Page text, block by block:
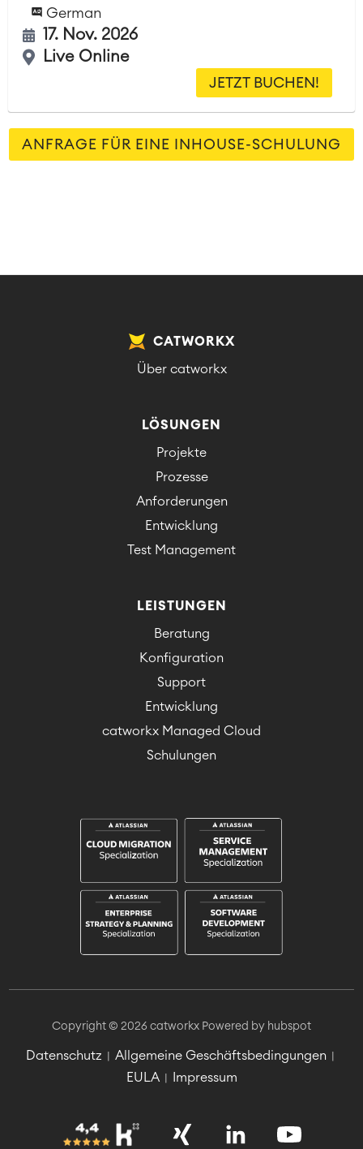
German
17. Nov. 2026
Live Online
JETZT BUCHEN!
ANFRAGE FÜR EINE INHOUSE-SCHULUNG
CATWORKX
Über catworkx
LÖSUNGEN
Projekte
Prozesse
Anforderungen
Entwicklung
Test Management
LEISTUNGEN
Beratung
Konfiguration
Support
Entwicklung
catworkx Managed Cloud
Schulungen
Copyright © 2026 catworkx Powered by hubspot
Datenschutz Allgemeine Geschäftsbedingungen
EULA| Impressum